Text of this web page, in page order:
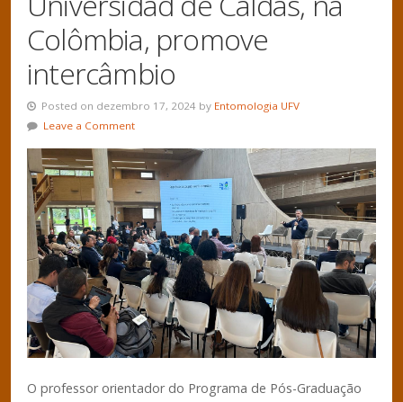
Colômbia, promove
intercâmbio
Posted on dezembro 17, 2024 by Entomologia UFV
Leave a Comment
O professor orientador do Programa de Pós-Graduação